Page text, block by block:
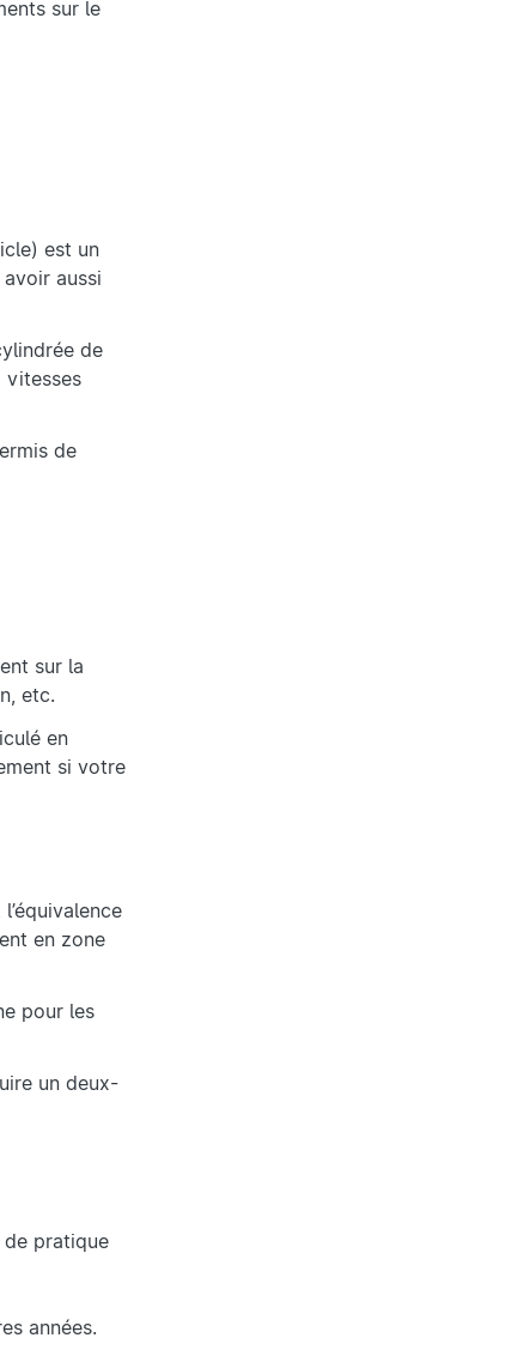
sur le
est un
aussi
de
vitesses
de
sur la
etc.
en
si votre
en zone
pour les
un deux-
de pratique
années.